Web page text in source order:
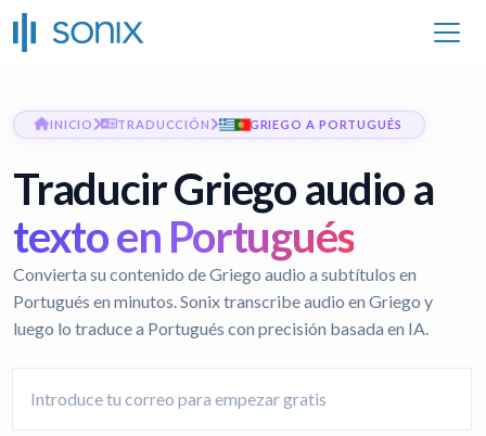
INICIO TRADUCCIÓN GRIEGO A PORTUGUÉS
Traducir Griego audio a
texto en Portugués
Convierta su contenido de Griego audio a subtítulos en
Portugués en minutos. Sonix transcribe audio en Griego y
luego lo traduce a Portugués con precisión basada en IA.